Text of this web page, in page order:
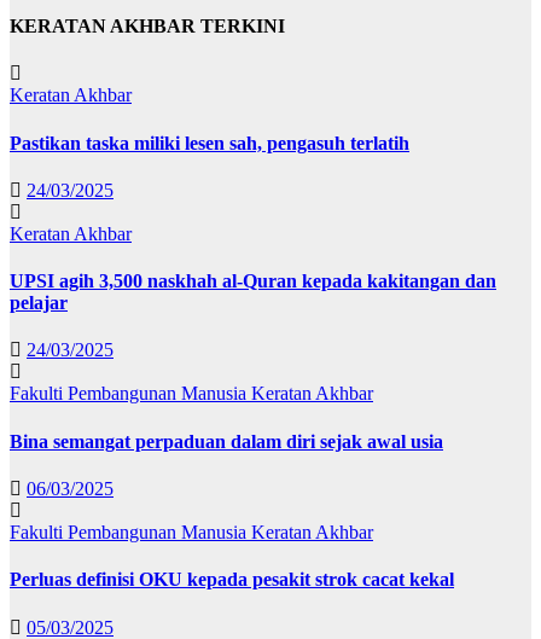
KERATAN AKHBAR TERKINI
Keratan Akhbar
Pastikan taska miliki lesen sah, pengasuh terlatih
24/03/2025
Keratan Akhbar
UPSI agih 3,500 naskhah al-Quran kepada kakitangan dan
pelajar
24/03/2025
Fakulti Pembangunan Manusia Keratan Akhbar
Bina semangat perpaduan dalam diri sejak awal usia
06/03/2025
Fakulti Pembangunan Manusia Keratan Akhbar
Perluas definisi OKU kepada pesakit strok cacat kekal
05/03/2025